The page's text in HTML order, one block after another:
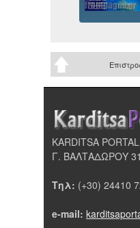
KARDITSA
Γ. ΒΑΛΤΑΔΩΡΟΥ
Τηλ: (+30) 24410
e-mail: